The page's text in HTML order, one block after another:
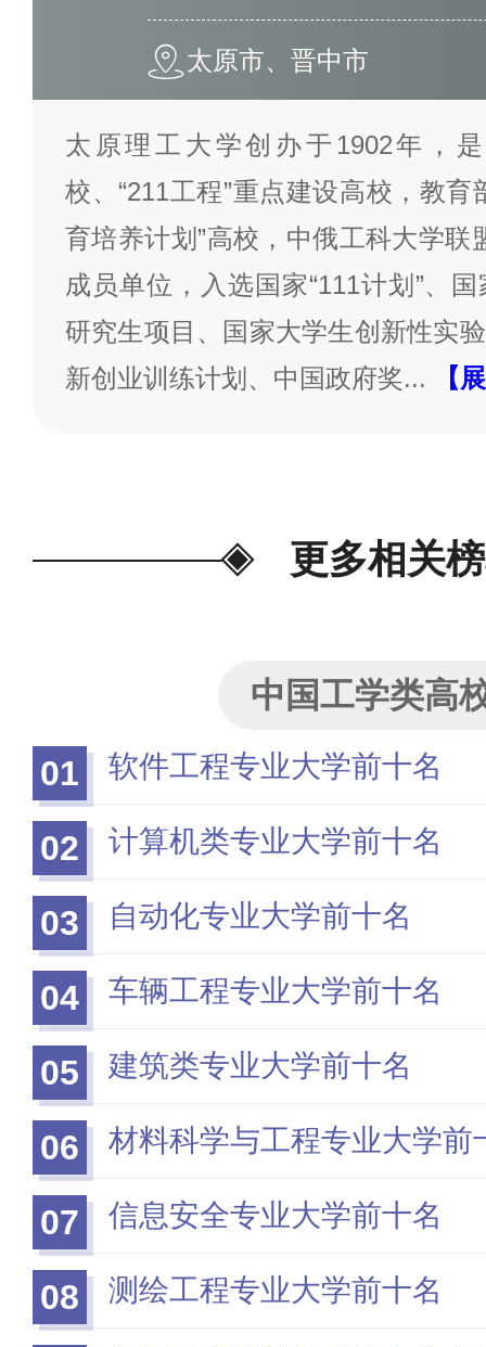
太原市、晋中市
太原理工大学创办于1902年，
校、“211工程”重点建设高校，教
育培养计划”高校，中俄工科大学联
成员单位，入选国家“111计划”、
研究生项目、国家大学生创新性实
新创业训练计划、中国政府奖... 【
更多相关
中国工学类高
01
软件工程专业大学前十名
02 计算机类专业大学前十名
03 自动化专业大学前十名
04 车辆工程专业大学前十名
05 建筑类专业大学前十名
06 材料科学与工程专业大学前
07 信息安全专业大学前十名
08 测绘工程专业大学前十名